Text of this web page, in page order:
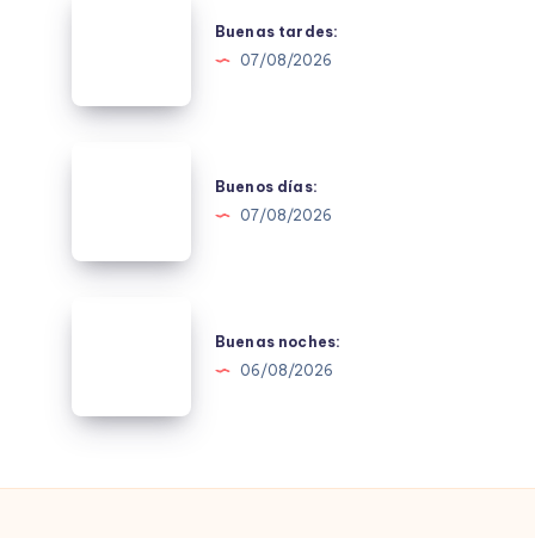
Buenas tardes:
07/08/2026
Buenos días:
07/08/2026
Buenas noches:
06/08/2026